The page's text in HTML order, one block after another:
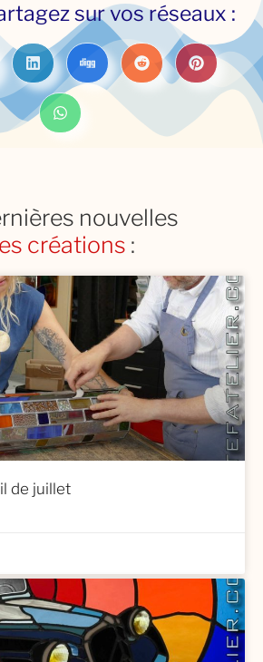
sur vos réseaux :
nouvelles
créations :
de juillet